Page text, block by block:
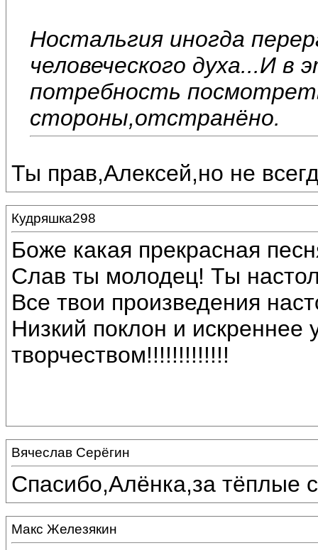
Ностальгия иногда
человеческого духа...И в
потребность
стороны,отстранёно.
Ты прав,Алексей,но не
Кудряшка298
Боже какая прекрасная
Слав ты молодец! Ты
Все твои произведения
Низкий поклон и искреннее
творчеством!!!!!!!!!!!!!
Вячеслав Серёгин
Спасибо,Алёнка,за тёплые
Макс Железякин